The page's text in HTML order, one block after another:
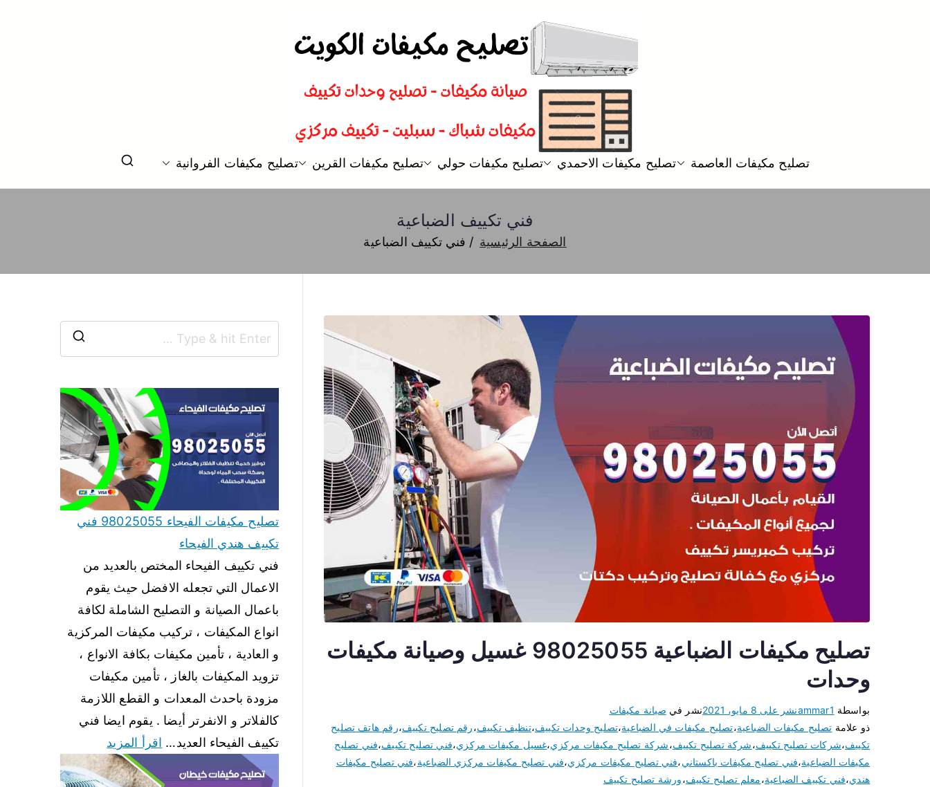
تصليح مكيفات
فني تصليح مكيفات سبليت و شباك و تكييف مركزي الكويت تصليح مكيفات العاصمة تصليح مكيفات الاحمدي تصليح مكيفات حولي تصليح مكيفات القرين تصليح مكيفات الفروانية
فني تكييف الضباعية
الصفحة الرئيسية فني تكييف الضباعية
تصليح مكيفات الضباعية 98025055 غسيل وصيانة مكيفات
وحدات
بواسطة ammar1نشر على 8 مايو، 2021 نشر في صيانة مكيفات
ذو علامة تصليح مكيفات الضباعية،تصليح مكيفات في الضباعية،تصليح وحدات تكييف،تنظيف تكييف،رقم تصليح تكييف،رقم هاتف تصليح
تكييف،شركات تصليح تكييف،شركة تصليح تكييف،شركة تصليح مكيفات مركزي،غسيل مكيفات مركزي،فني تصليح تكييف،فني تصليح
مكيفات الضباعية،فني تصليح مكيفات باكستاني،فني تصليح مكيفات مركزي،فني تصليح مكيفات مركزي الضباعية،فني تصليح مكيفات
هندي،فني تكييف الضباعية،معلم تصليح تكييف،ورشة تصليح تكييف
تصليح مكيفات الفيحاء 98025055 فني
تكييف هندي الفيحاء
فني تكييف الفيحاء المختص بالعديد من
الاعمال التي تجعله الافضل حيث يقوم
باعمال الصيانة و التصليح الشاملة لكافة
انواع المكيفات ، تركيب مكيفات المركزية
و العادية ، تأمين مكيفات بكافة الانواع ،
تزويد المكيفات بالغاز ، تأمين مكيفات
مزودة باحدث المعدات و القطع اللازمة
كالفلاتر و الانفرتر أيضا . يقوم ايضا فني
تكييف الفيحاء العديد… اقرأ المزيد